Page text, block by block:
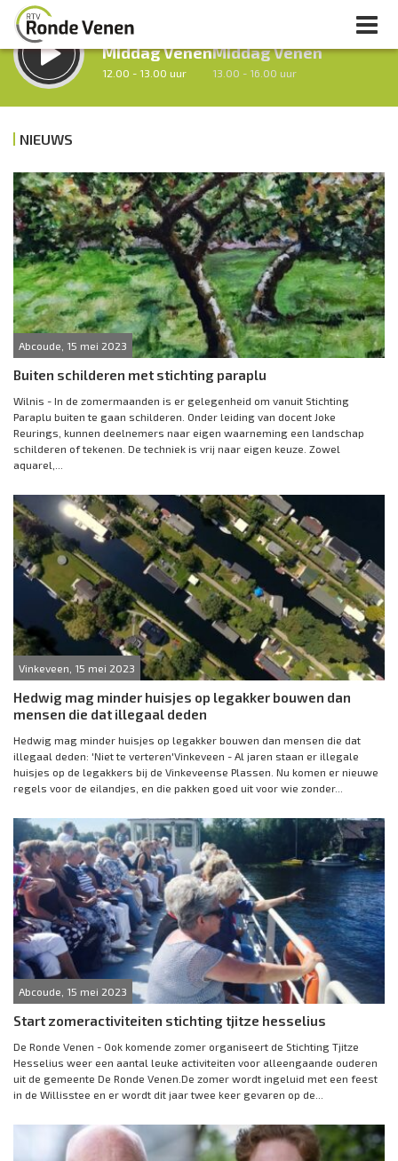
LUISTER LIVE:
Middag Venen
12.00 - 13.00 uur
Middag Venen
13.00 - 16.00 uur
Vorig uur Volgend uur
Inklappen
NIEUWS
Abcoude, 15 mei 2023
Buiten schilderen met stichting paraplu
Wilnis - In de zomermaanden is er gelegenheid om vanuit Stichting
Paraplu buiten te gaan schilderen. Onder leiding van docent Joke
Reurings, kunnen deelnemers naar eigen waarneming een landschap
schilderen of tekenen. De techniek is vrij naar eigen keuze. Zowel
aquarel,...
Vinkeveen, 15 mei 2023
Hedwig mag minder huisjes op legakker bouwen dan
mensen die dat illegaal deden
Hedwig mag minder huisjes op legakker bouwen dan mensen die dat
illegaal deden: 'Niet te verteren'Vinkeveen - Al jaren staan er illegale
huisjes op de legakkers bij de Vinkeveense Plassen. Nu komen er nieuwe
regels voor de eilandjes, en die pakken goed uit voor wie zonder...
Abcoude, 15 mei 2023
Start zomeractiviteiten stichting tjitze hesselius
De Ronde Venen - Ook komende zomer organiseert de Stichting Tjitze
Hesselius weer een aantal leuke activiteiten voor alleengaande ouderen
uit de gemeente De Ronde Venen.De zomer wordt ingeluid met een feest
in de Willisstee en er wordt dit jaar twee keer gevaren op de...